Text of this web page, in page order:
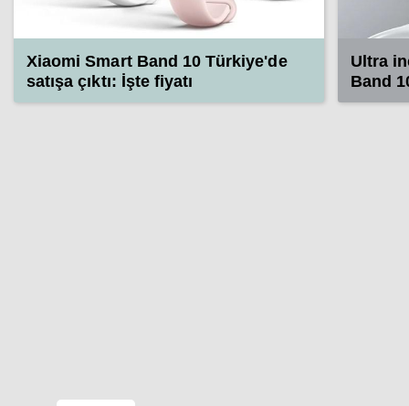
Xiaomi Smart Band 10 Türkiye'de
satışa çıktı: İşte fiyatı
Ultra
Band